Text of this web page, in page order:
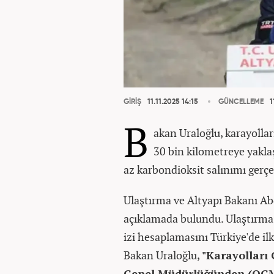
GİRİŞ 11.11.2025 14:15 GÜNCELLEME
B akan Uraloğlu,
30 bin kilometreye
az karbondioksit salınımı
Ulaştırma ve Altyapı Bakanı
açıklamada bulundu.
izi hesaplamasını Türkiye'de
Bakan Uraloğlu, "Karayolları